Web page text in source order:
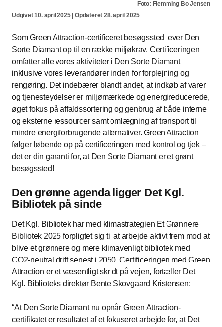
Foto: Flemming Bo Jensen
Udgivet 10. april 2025 | Opdateret 28. april 2025
Som Green Attraction-certificeret besøgssted lever Den
Sorte Diamant op til en række miljøkrav. Certificeringen
omfatter alle vores aktiviteter i Den Sorte Diamant
inklusive vores leverandører inden for forplejning og
rengøring. Det indebærer blandt andet, at indkøb af varer
og tjenesteydelser er miljømærkede og energireducerede,
øget fokus på affaldssortering og genbrug af både interne
og eksterne ressourcer samt omlægning af transport til
mindre energiforbrugende alternativer. Green Attraction
følger løbende op på certificeringen med kontrol og tjek –
det er din garanti for, at Den Sorte Diamant er et grønt
besøgssted!
Den grønne agenda ligger Det Kgl.
Bibliotek på sinde
Det Kgl. Bibliotek har med klimastrategien Et Grønnere
Bibliotek 2025 forpligtet sig til at arbejde aktivt frem mod at
blive et grønnere og mere klimavenligt bibliotek med
CO2-neutral drift senest i 2050. Certificeringen med Green
Attraction er et væsentligt skridt på vejen, fortæller Det
Kgl. Biblioteks direktør Bente Skovgaard Kristensen:
At Den Sorte Diamant nu opnår Green Attraction-
certifikatet er resultatet af et fokuseret arbejde for, at Det